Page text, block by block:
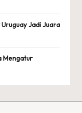
Jadi Juara
Mengatur